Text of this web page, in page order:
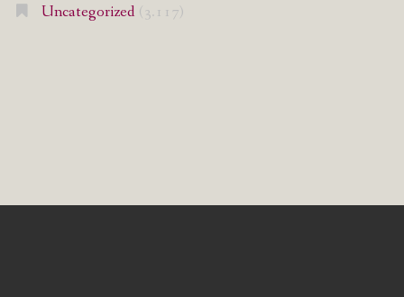
Uncategorized (3.117)